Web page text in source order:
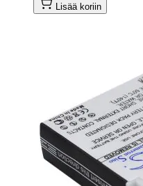
Lisää koriin